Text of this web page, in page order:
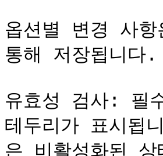
옵션별 변경 사
통해 저장됩니다
유효성 검사: 필
테두리가 표시됩
은 비활성화된